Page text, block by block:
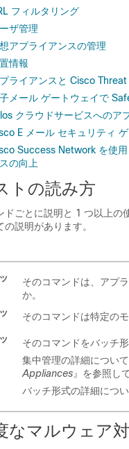
フィルタリング
ザ管理
アプライアンスの管理
情報
ライアンスと Cisco
メール ゲートウェイで
クラウドサービスへのア
E メール セキュリティ
Success Network を使
の向上
トの読み方
ドごとに説明と 1 つ以上の
の説明があります。
そのコマンドは、アプ
か。
そのコマンドは特定の
そのコマンドをバッチ
集中管理の詳細につい
Appliances』を参照し
バッチ形式の詳細につい
なマルウェア